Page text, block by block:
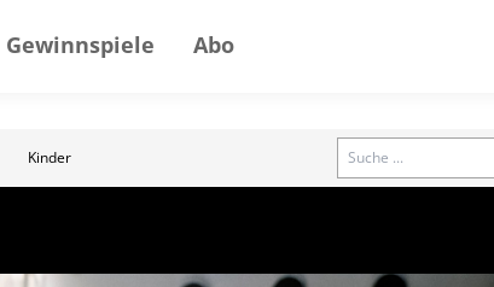
Gewinnspiele Abo
Kinder Search